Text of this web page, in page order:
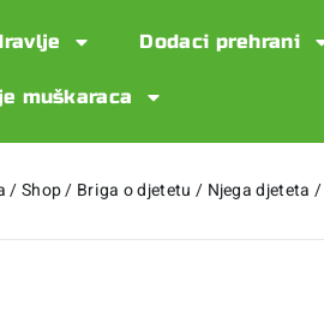
Dodaci prehrani
muškaraca
/Shop/ Briga o djetetu / Njega djeteta /